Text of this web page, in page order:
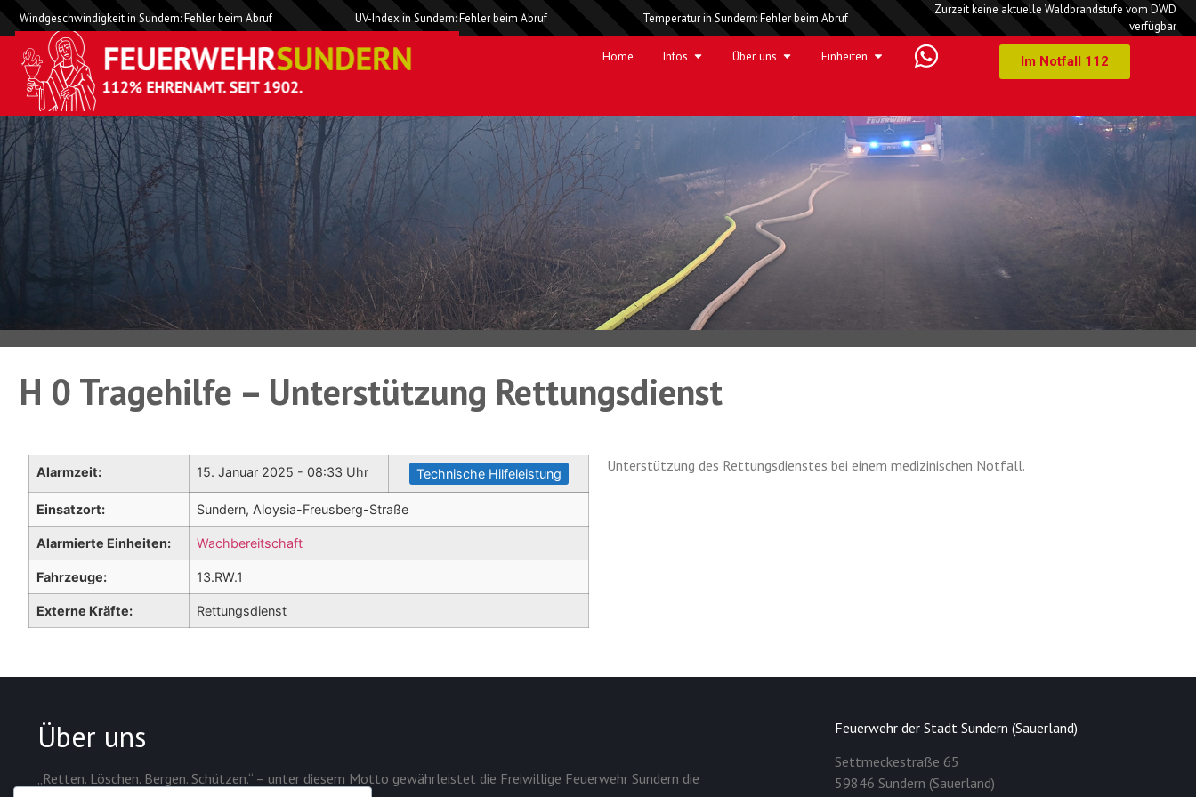
Windgeschwindigkeit in Sundern: Fehler beim Abruf UV-Index in Sundern: Fehler beim Abruf Temperatur in Sundern: Fehler beim Abruf
Zurzeit keine aktuelle Waldbrandstufe vom DWD
verfügbar
Home Infos Über uns Einheiten Im Notfall 112
H 0 Tragehilfe – Unterstützung Rettungsdienst
Alarmzeit: 15. Januar 2025 - 08:33 Uhr Technische Hilfeleistung
Einsatzort: Sundern, Aloysia-Freusberg-Straße
Alarmierte Einheiten: Wachbereitschaft
Fahrzeuge: 13.RW.1
Externe Kräfte: Rettungsdienst
Unterstützung des Rettungsdienstes bei einem medizinischen Notfall.
Über uns
„Retten. Löschen. Bergen. Schützen.“ – unter diesem Motto gewährleistet die Freiwillige Feuerwehr Sundern die
Feuerwehr der Stadt Sundern (Sauerland)
Settmeckestraße 65
59846 Sundern (Sauerland)